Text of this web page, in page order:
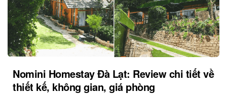
Nomini Homestay Đà Lạt: Review chi tiết về
thiết kế, không gian, giá phòng